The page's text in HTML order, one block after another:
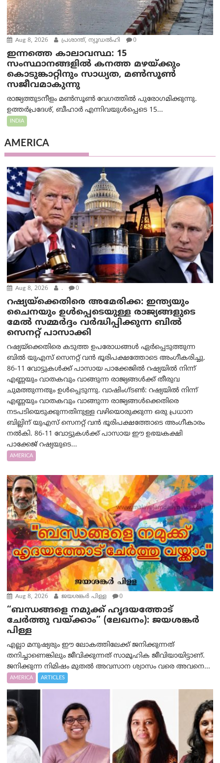
Aug 8, 2026 പ്രശാന്ത്, ന്യൂഡല്‍ഹി 0
ഇന്നത്തെ കാലാവസ്ഥ: 15
സംസ്ഥാനങ്ങളിൽ കനത്ത മഴയ്ക്കും
കൊടുങ്കാറ്റിനും സാധ്യത, മൺസൂൺ
സജീവമാകുന്നു
രാജ്യത്തുടനീളം മൺസൂൺ വേഗത്തിൽ പുരോഗമിക്കുന്നു.
ഉത്തർപ്രദേശ്, ബീഹാർ എന്നിവയുൾപ്പെടെ 15...
INDIA
AMERICA
Aug 8, 2026 . 0
റഷ്യയ്‌ക്കെതിരെ അമേരിക്ക: ഇന്ത്യയും
ചൈനയും ഉൾപ്പെടെയുള്ള രാജ്യങ്ങളുടെ
മേൽ സമ്മർദ്ദം വർദ്ധിപ്പിക്കുന്ന ബിൽ
സെനറ്റ് പാസാക്കി
റഷ്യയ്‌ക്കെതിരെ കടുത്ത ഉപരോധങ്ങൾ ഏർപ്പെടുത്തുന്ന
ബിൽ യുഎസ് സെനറ്റ് വൻ ഭൂരിപക്ഷത്തോടെ അംഗീകരിച്ചു.
86-11 വോട്ടുകൾക്ക് പാസായ പാക്കേജിൽ റഷ്യയിൽ നിന്ന്
എണ്ണയും വാതകവും വാങ്ങുന്ന രാജ്യങ്ങൾക്ക് തീരുവ
ചുമത്തുന്നതും ഉൾപ്പെടുന്നു. വാഷിംഗ്ടണ്‍: റഷ്യയിൽ നിന്ന്
എണ്ണയും വാതകവും വാങ്ങുന്ന രാജ്യങ്ങൾക്കെതിരെ
നടപടിയെടുക്കുന്നതിനുള്ള വഴിയൊരുക്കുന്ന ഒരു പ്രധാന
ബില്ലിന് യുഎസ് സെനറ്റ് വൻ ഭൂരിപക്ഷത്തോടെ അംഗീകാരം
നൽകി. 86-11 വോട്ടുകൾക്ക് പാസായ ഈ ഉഭയകക്ഷി
പാക്കേജ് റഷ്യയുടെ...
AMERICA
Aug 8, 2026 ജയശങ്കര്‍ പിള്ള 0
“ബന്ധങ്ങളെ നമുക്ക് ഹൃദയത്തോട്
ചേർത്തു വയ്ക്കാം” (ലേഖനം): ജയശങ്കര്‍
പിള്ള
എല്ലാ മനുഷ്യരും ഈ ലോകത്തിലേക്ക് ജനിക്കുന്നത്
തനിച്ചാണെങ്കിലും ജീവിക്കുന്നത് സാമൂഹിക ജീവിയായിട്ടാണ്.
ജനിക്കുന്ന നിമിഷം മുതൽ അവസാന ശ്വാസം വരെ അവനെ...
AMERICA ARTICLES